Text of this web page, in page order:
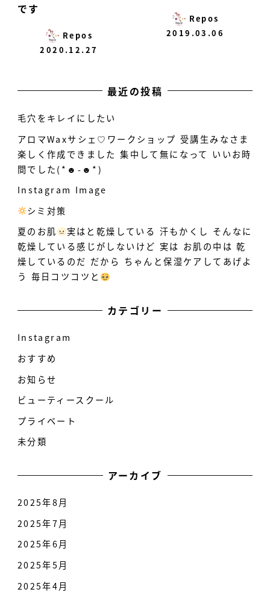
です
Repos
2020.12.27
Repos
2019.03.06
最近の投稿
毛穴をキレイにしたい
アロマWaxサシェ♡ワークショップ 受講生みなさま
楽しく作成できました 集中して無になって いいお時
間でした(*☻-☻*)
Instagram Image
シミ対策
️ 夏のお肌 実はと乾燥している 汗もかくし そんなに
乾燥している感じがしないけど 実は お肌の中は 乾
燥しているのだ だから ちゃんと保湿ケアしてあげよ
う 毎日コツコツと
カテゴリー
Instagram
おすすめ
お知らせ
ビューティースクール
プライベート
未分類
アーカイブ
2025年8月
2025年7月
2025年6月
2025年5月
2025年4月